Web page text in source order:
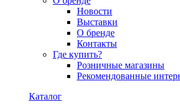
Новости
Выставки
О бренде
Контакты
Где купить?
Розничные магазины
Рекомендованные
Каталог